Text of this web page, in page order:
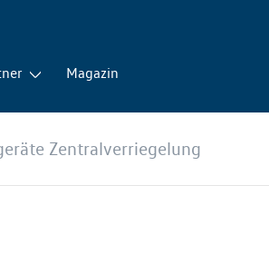
Magazin
Zentralverriegelung